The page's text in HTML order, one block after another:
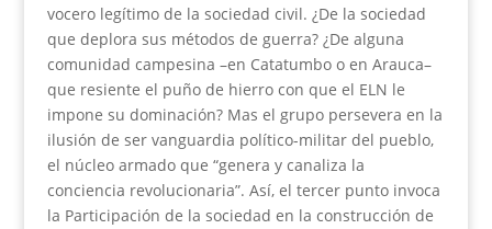
vocero legítimo de la sociedad civil. ¿De la sociedad
que deplora sus métodos de guerra? ¿De alguna
comunidad campesina –en Catatumbo o en Arauca–
que resiente el puño de hierro con que el ELN le
impone su dominación? Mas el grupo persevera en la
ilusión de ser vanguardia político-militar del pueblo,
el núcleo armado que “genera y canaliza la
conciencia revolucionaria”. Así, el tercer punto invoca
la Participación de la sociedad en la construcción de